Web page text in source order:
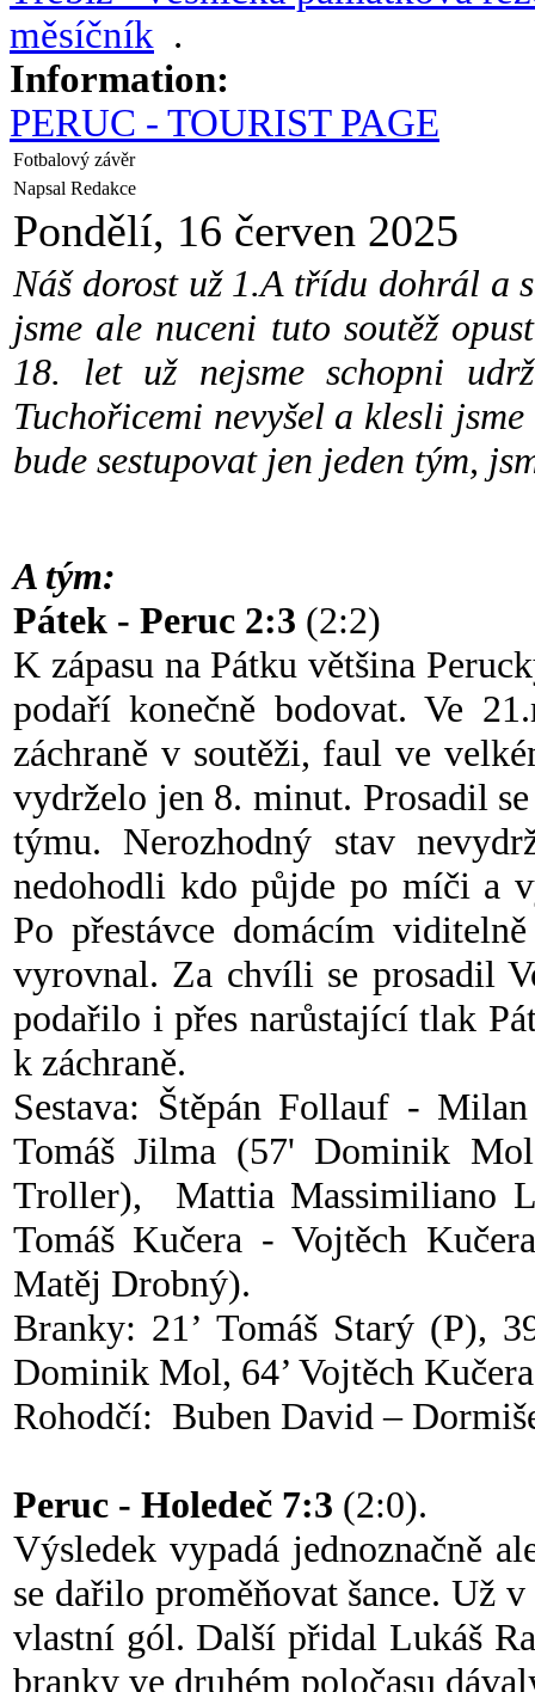
měsíčník .
Information:
PERUC - TOURIST PAGE
Fotbalový závěr
Napsal Redakce
Pondělí, 16 červen 2025
Náš dorost už 1.A třídu dohrál a
jsme ale nuceni tuto soutěž
18. let už nejsme schopni
Tuchořicemi nevyšel a klesli
bude sestupovat jen jeden tým,
A tým:
Pátek - Peruc 2:3 (2:2)
K zápasu na Pátku většina
podaří konečně bodovat. Ve
záchraně v soutěži, faul ve
vydrželo jen 8. minut. Prosadil
týmu. Nerozhodný stav
nedohodli kdo půjde po míči a
Po přestávce domácím
vyrovnal. Za chvíli se prosadil
podařilo i přes narůstající tlak
k záchraně.
Sestava: Štěpán Follauf -
Tomáš Jilma (57' Dominik
Troller), Mattia Massimiliano
Tomáš Kučera - Vojtěch
Matěj Drobný).
Branky: 21’ Tomáš Starý (P),
Dominik Mol, 64’ Vojtěch
Rohodčí: Buben David –
Peruc - Holedeč 7:3 (2:0).
Výsledek vypadá jednoznačně
se dařilo proměňovat šance. Už
vlastní gól. Další přidal Lukáš
branky ve druhém poločasu